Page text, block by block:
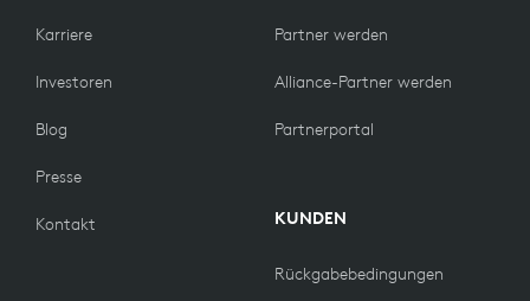
Karriere
Investoren
Blog
Presse
Kontakt
Partner werden
Alliance-Partner werden
Partnerportal
KUNDEN
Rückgabebedingungen